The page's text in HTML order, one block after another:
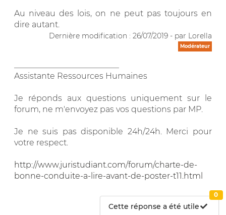
Au niveau des lois, on ne peut pas toujours en
dire autant.
Dernière modification : 26/07/2019 - par Lorella
Modérateur
Assistante Ressources Humaines
Je réponds aux questions uniquement sur le
forum, ne m'envoyez pas vos questions par MP.
Je ne suis pas disponible 24h/24h. Merci pour
votre respect.
http://www.juristudiant.com/forum/charte-de-
bonne-conduite-a-lire-avant-de-poster-t11.html
Cette réponse a été utile
0